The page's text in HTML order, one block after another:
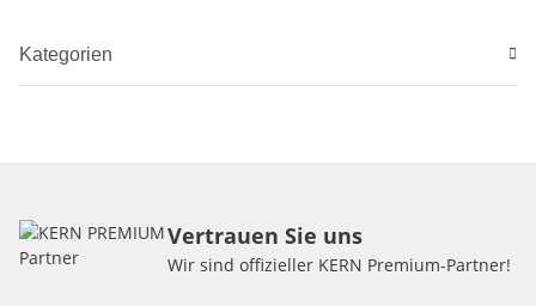
Kategorien
Vertrauen Sie uns
Wir sind offizieller KERN Premium-Partner!